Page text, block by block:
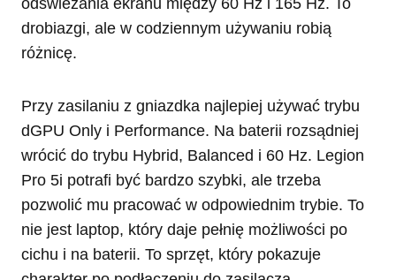
odświeżania ekranu między 60 Hz i 165 Hz. To
drobiazgi, ale w codziennym używaniu robią
różnicę.
Przy zasilaniu z gniazdka najlepiej używać trybu
dGPU Only i Performance. Na baterii rozsądniej
wrócić do trybu Hybrid, Balanced i 60 Hz. Legion
Pro 5i potrafi być bardzo szybki, ale trzeba
pozwolić mu pracować w odpowiednim trybie. To
nie jest laptop, który daje pełnię możliwości po
cichu i na baterii. To sprzęt, który pokazuje